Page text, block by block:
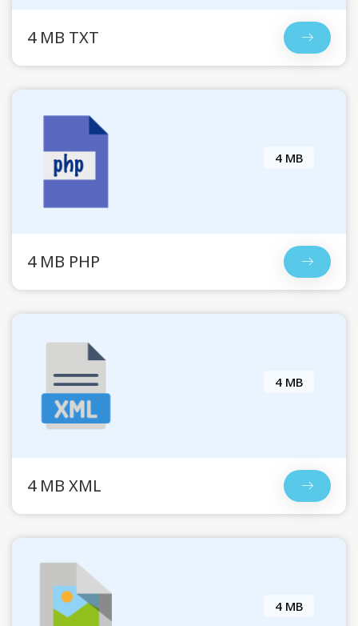
4 MB TXT
4 MB
4 MB PHP
4 MB
4 MB XML
4 MB